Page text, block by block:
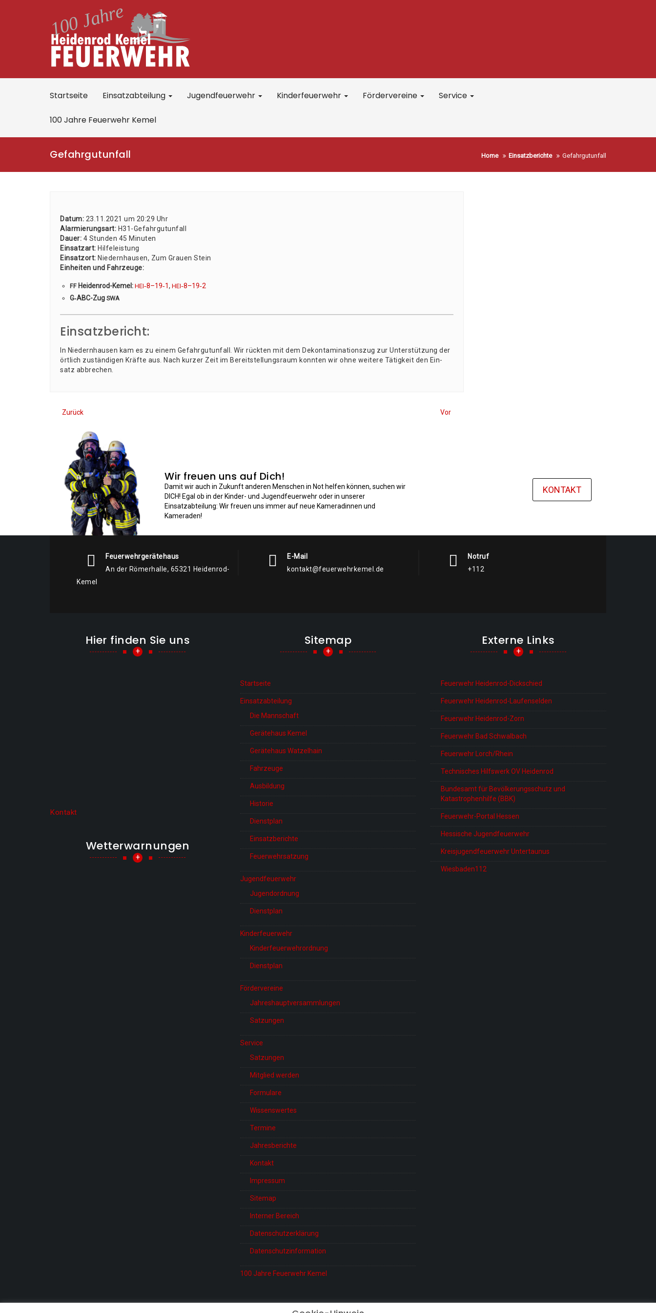
Startseite Einsatzabteilung Jugendfeuerwehr Kinderfeuerwehr Fördervereine Service
100 Jahre Feuerwehr Kemel
Gefahrgutunfall Home Einsatzberichte Gefahrgutunfall
Datum: 23.11.2021 um 20:29 Uhr
Alar­mie­rungs­art: H31-Gefahr­gut­un­fall
Dau­er: 4 Stun­den 45 Minu­ten
Ein­satz­art: Hil­fe­leis­tung
Ein­satz­ort: Nie­dern­hau­sen, Zum Grau­en Stein
Ein­hei­ten und Fahr­zeu­ge:
FF Hei­den­rod-Kemel: HEI‑8–19‑1, HEI‑8–19‑2
G‑ABC-Zug SWA
Einsatzbericht:
In Nie­dern­hau­sen kam es zu einem Gefahr­gut­un­fall. Wir rück­ten mit dem Dekon­ta­mi­na­ti­ons­zug zur Unter­stüt­zung der
ört­lich zustän­di­gen Kräf­te aus. Nach kur­zer Zeit im Bereit­stel­lungs­raum konn­ten wir ohne wei­te­re Tätig­keit den Ein­
satz abbrechen.
Zurück Vor
Wir freuen uns auf Dich!
Damit wir auch in Zukunft anderen Menschen in Not helfen können, suchen wir
DICH! Egal ob in der Kinder- und Jugendfeuerwehr oder in unserer
Einsatzabteilung: Wir freuen uns immer auf neue Kameradinnen und
Kameraden!
KONTAKT
Feuerwehrgerätehaus
An der Römerhalle, 65321 Heidenrod-
Kemel
E-Mail
kontakt@feuerwehrkemel.de
Notruf
+112
Hier finden Sie uns
+
Kontakt
Wetterwarnungen
+
Sitemap
+
Startseite
Einsatzabteilung
Die Mannschaft
Gerätehaus Kemel
Gerätehaus Watzelhain
Fahrzeuge
Ausbildung
Historie
Dienstplan
Einsatzberichte
Feuerwehrsatzung
Jugendfeuerwehr
Jugendordnung
Dienstplan
Kinderfeuerwehr
Kinderfeuerwehrordnung
Dienstplan
Fördervereine
Jahreshauptversammlungen
Satzungen
Service
Satzungen
Mitglied werden
Formulare
Wissenswertes
Termine
Jahresberichte
Kontakt
Impressum
Sitemap
Interner Bereich
Datenschutzerklärung
Datenschutzinformation
100 Jahre Feuerwehr Kemel
Externe Links
+
Feuerwehr Heidenrod-Dickschied
Feuerwehr Heidenrod-Laufenselden
Feuerwehr Heidenrod-Zorn
Feuerwehr Bad Schwalbach
Feuerwehr Lorch/Rhein
Technisches Hilfswerk OV Heidenrod
Bundesamt für Bevölkerungsschutz und
Katastrophenhilfe (BBK)
Feuerwehr-Portal Hessen
Hessische Jugendfeuerwehr
Kreisjugendfeuerwehr Untertaunus
Wiesbaden112